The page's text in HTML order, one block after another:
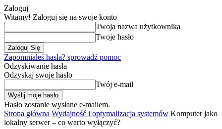
Zaloguj
Witamy! Zaloguj się na swoje konto
Twoja nazwa użytkownika
Twoje hasło
Zapomniałeś hasła? sprowadź pomoc
Odzyskiwanie hasła
Odzyskaj swoje hasło
Twój e-mail
Hasło zostanie wysłane e-mailem.
Strona główna Wydajność i optymalizacja systemów Komputer jako
lokalny serwer – co warto wyłączyć?